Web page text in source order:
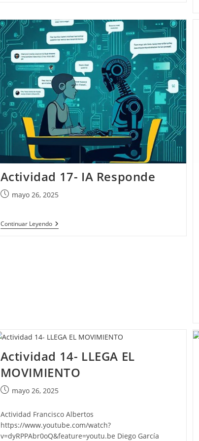
–
Recursos
De
MALTA
Actividad 17- IA Responde
Publicación
entrada:
mayo 26, 2025
Continuar LeyendoActividad
17-
Actividad 14- LLEGA EL
MOVIMIENTO
Publicación
la
entrada:
mayo 26, 2025
Actividad Francisco Albertos
https://www.youtube.com/watch?
v=dyRPPAbr0oQ&feature=youtu.be Diego García